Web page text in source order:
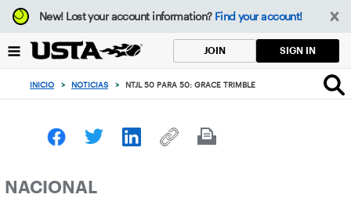
Enfoque
desde
botón
volver
principio
New!Lost your account information? Find your account!
JOIN SIGN IN
INICIO > NOTICIAS > NTJL 50 PARA 50: GRACE TRIMBLE
NACIONAL